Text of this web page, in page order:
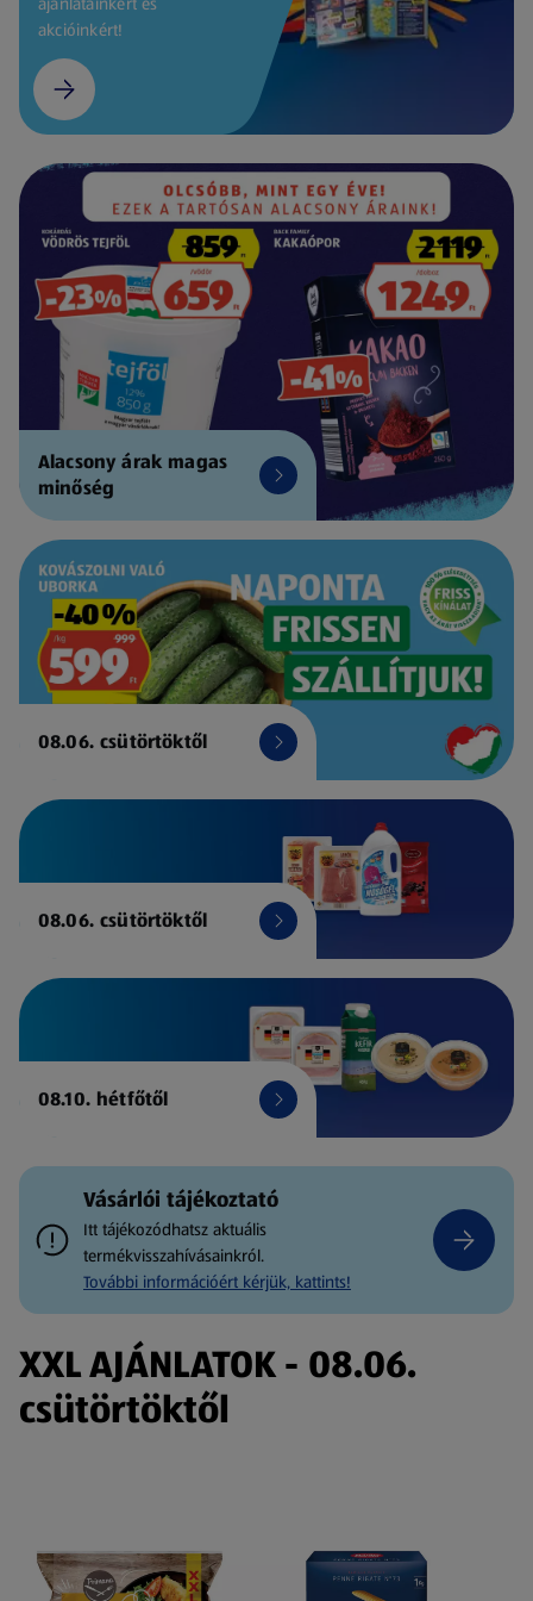
akcióinkért!
Alacsony árak magas
minőség
08.06. csütörtöktől
08.06. csütörtöktől
08.10. hétfőtől
Vásárlói tájékoztató
Itt tájékozódhatsz aktuális
termékvisszahívásainkról.
További információért kérjük, kattints!
XXL AJÁNLATOK - 08.06.
csütörtöktől